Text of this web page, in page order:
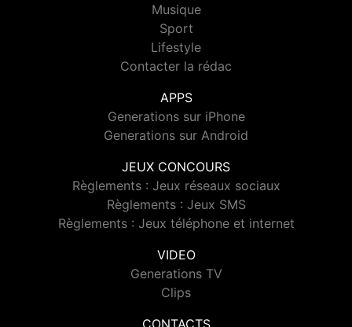
Musique
Sport
Lifestyle
Contacter la rédac
APPS
Generations sur iPhone
Generations sur Android
JEUX CONCOURS
Règlements : Jeux réseaux sociaux
Règlements : Jeux SMS
Règlements : Jeux téléphone et internet
VIDEO
Generations TV
Clips